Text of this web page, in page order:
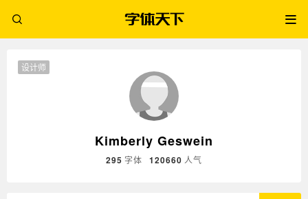
Kimberly Geswein
295 字体 120660 人气
设计师